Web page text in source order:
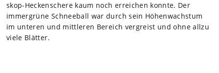
skop-Hecken­schere kaum noch errei­chen konnte. Der
immer­grüne Schnee­ball war durch sein Höhen­wachs­tum
im unte­ren und mitt­le­ren Bereich ver­greist und ohne allzu
viele Blät­ter.